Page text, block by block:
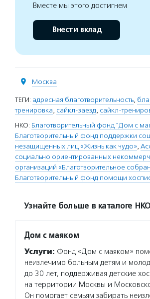
Вместе мы этого достигнем
Внести вклад
Москва
ТЕГИ: адресная благотворительность,
тренировка, сайкл-заезд, сайкл-
НКО: Благотворительный фонд "Дом с
Благотворительный фонд поддержки
незащищенных лиц «Жизнь как чудо»,
социально ориентированных
организаций «Благотворительное
Благотворительный фонд помощи
Узнайте больше в каталоге НКО
Дом с маяком
Услуги: Фонд «Дом с маяком»
неизлечимо больным детям и
до 30 лет, поддерживая детские
на территории Москвы и
Он помогает семьям забирать